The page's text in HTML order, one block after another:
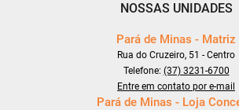
NOSSAS UNIDADES
Pará de Minas - Matriz
Rua do Cruzeiro, 51 - Centro
Telefone: (37) 3231-6700
Entre em contato por e-mail
Pará de Minas - Loja